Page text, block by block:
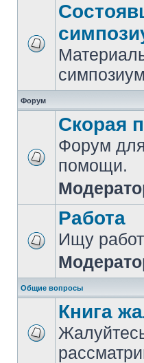
Форум
Скорая
Форум
помощи.
Работа
Ищу
Общие вопросы
Книга